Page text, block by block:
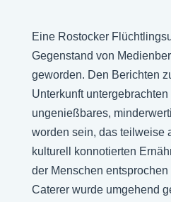
Eine Rostocker
Gegenstand von
geworden. Den Berichten
Unterkunft
ungenießbares,
worden sein, das teilweise
kulturell konnotierten
der Menschen
Caterer wurde umgehend